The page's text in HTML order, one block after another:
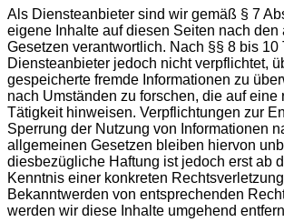
Als Diensteanbieter sind wir gemäß § 7
eigene Inhalte auf diesen Seiten nach den
Gesetzen verantwortlich. Nach §§ 8 bis 10
Diensteanbieter jedoch nicht verpflichtet,
gespeicherte fremde Informationen zu
nach Umständen zu forschen, die auf eine
Tätigkeit hinweisen. Verpflichtungen zur
Sperrung der Nutzung von Informationen
allgemeinen Gesetzen bleiben hiervon
diesbezügliche Haftung ist jedoch erst ab
Kenntnis einer konkreten
Bekanntwerden von entsprechenden
werden wir diese Inhalte umgehend